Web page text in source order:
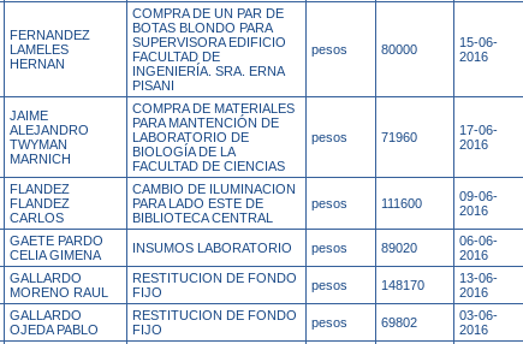
FERNANDEZ
LAMELES
HERNAN
COMPRA DE UN PAR DE
BOTAS BLONDO PARA
SUPERVISORA EDIFICIO
FACULTAD DE
INGENIERÍA. SRA. ERNA
PISANI
pesos 80000
15-06-
2016
JAIME
ALEJANDRO
TWYMAN
MARNICH
COMPRA DE MATERIALES
PARA MANTENCIÓN DE
LABORATORIO DE
BIOLOGÍA DE LA
FACULTAD DE CIENCIAS
pesos 71960
17-06-
2016
FLANDEZ
FLANDEZ
CARLOS
CAMBIO DE ILUMINACION
PARA LADO ESTE DE
BIBLIOTECA CENTRAL
pesos 111600
09-06-
2016
GAETE PARDO
CELIA GIMENA
INSUMOS LABORATORIO pesos 89020
06-06-
2016
GALLARDO
MORENO RAUL
RESTITUCION DE FONDO
FIJO
pesos 148170
13-06-
2016
GALLARDO
OJEDA PABLO
RESTITUCION DE FONDO
FIJO
pesos 69802
03-06-
2016